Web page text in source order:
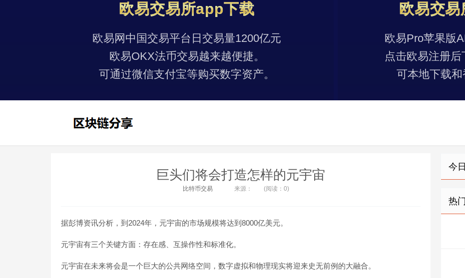
欧易交易所app下载
欧易网中国交易平台日交易量1200亿元
欧易OKX法币交易越来越便捷。
可通过微信支付宝等购买数字资产。
欧易交
欧易Pro苹果版
点击欧易注册后
可本地下载
巨头们将会打造怎样的元宇宙
比特币交易 来源： (阅读：0)
据彭博资讯分析，到2024年，元宇宙的市场规模将达到8000亿美元。
元宇宙有三个关键方面：存在感、互操作性和标准化。
元宇宙在未来将会是一个巨大的公共网络空间，数字虚拟和物理现实将迎来史无前例的大融合。
今
热